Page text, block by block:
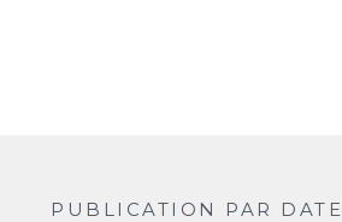
PUBLICATION PAR DATE